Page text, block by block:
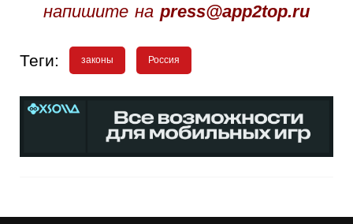
напишите на press@app2top.ru
Теги: законы Россия